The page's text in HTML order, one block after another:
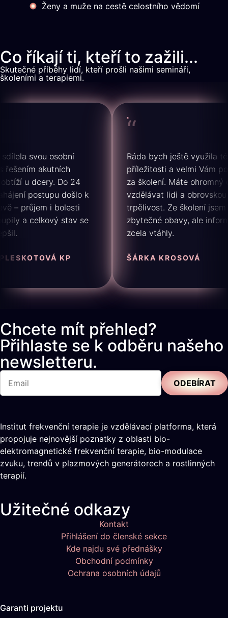
Ženy a muže na cestě celostního vědomí
Co říkají ti, kteří to zažili...
Skutečné příběhy lidí, kteří prošli našimi semináři,
školeními a terapiemi.
svou osobní
akutních
u dcery. Do 24
postupu došlo k
– průjem i bolesti
a celkový stav se
KP
Ráda bych ještě využila této
příležitosti a velmi Vám
za školení. Máte ohromný
vzdělávat lidi a obrovskou
trpělivost. Ze školení jsem
zbytečné obavy, ale
zcela vtáhly.
ŠÁRKA KROSOVÁ
Chcete mít přehled?
Přihlaste se k odběru našeho
newsletteru.
Institut frekvenční terapie je vzdělávací platforma, která
propojuje nejnovější poznatky z oblasti bio-
elektromagnetické frekvenční terapie, bio-modulace
zvuku, trendů v plazmových generátorech a rostlinných
terapií.
Užitečné odkazy
Kontakt
Přihlášení do členské sekce
Kde najdu své přednášky
Obchodní podmínky
Ochrana osobních údajů
Garanti projektu